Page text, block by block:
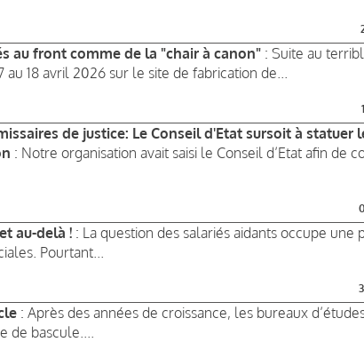
au front comme de la "chair à canon" : Suite au
18 avril 2026 sur le site de fabrication de...
de justice: Le Conseil d'Etat sursoit à statuer
: Notre organisation avait saisi le Conseil d’Etat afin de
au-delà ! : La question des salariés aidants occupe une
Pourtant...
: Après des années de croissance, les bureaux
bascule....